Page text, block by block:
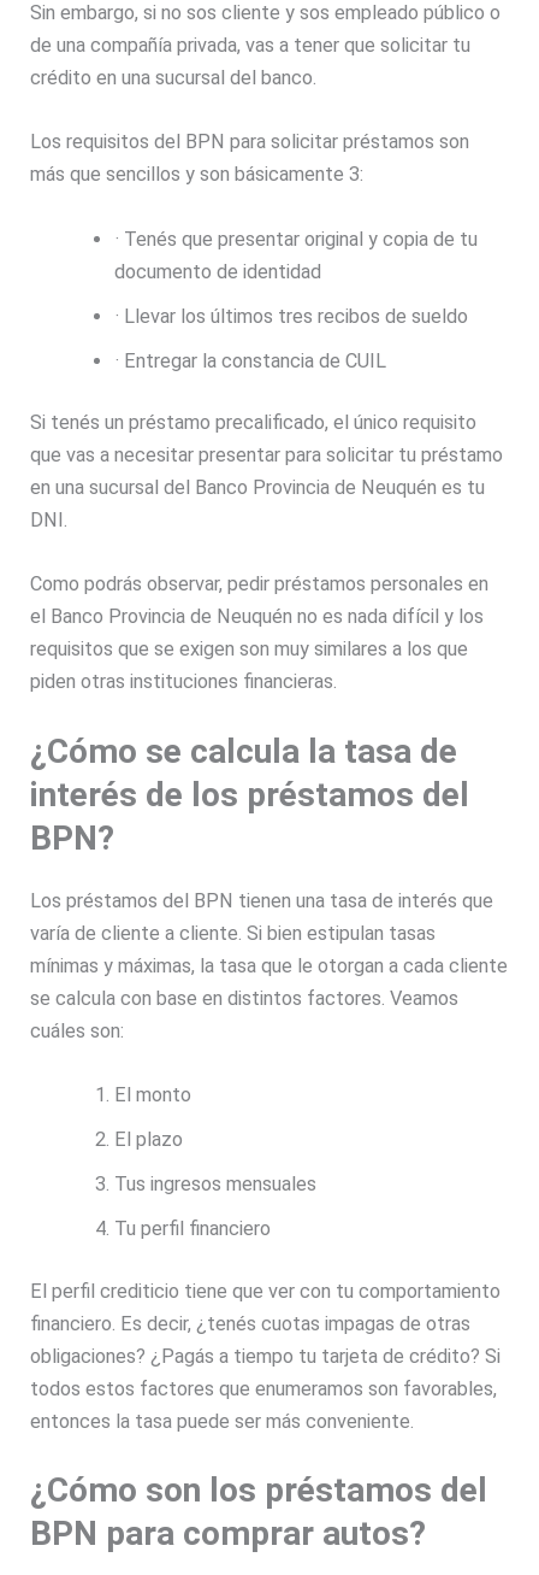
Sin embargo, si no sos cliente y sos empleado público o
de una compañía privada, vas a tener que solicitar tu
crédito en una sucursal del banco.
Los requisitos del BPN para solicitar préstamos son
más que sencillos y son básicamente 3:
· Tenés que presentar original y copia de tu
documento de identidad
· Llevar los últimos tres recibos de sueldo
· Entregar la constancia de CUIL
Si tenés un préstamo precalificado, el único requisito
que vas a necesitar presentar para solicitar tu préstamo
en una sucursal del Banco Provincia de Neuquén es tu
DNI.
Como podrás observar, pedir préstamos personales en
el Banco Provincia de Neuquén no es nada difícil y los
requisitos que se exigen son muy similares a los que
piden otras instituciones financieras.
¿Cómo se calcula la tasa de
interés de los préstamos del
BPN?
Los préstamos del BPN tienen una tasa de interés que
varía de cliente a cliente. Si bien estipulan tasas
mínimas y máximas, la tasa que le otorgan a cada cliente
se calcula con base en distintos factores. Veamos
cuáles son:
El monto
El plazo
Tus ingresos mensuales
Tu perfil financiero
El perfil crediticio tiene que ver con tu comportamiento
financiero. Es decir, ¿tenés cuotas impagas de otras
obligaciones? ¿Pagás a tiempo tu tarjeta de crédito? Si
todos estos factores que enumeramos son favorables,
entonces la tasa puede ser más conveniente.
¿Cómo son los préstamos del
BPN para comprar autos?